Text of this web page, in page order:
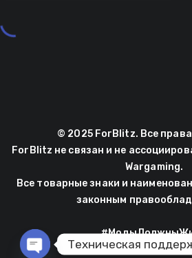
© 2025 ForBlitz. Все
ForBlitz не связан и не
Wargaming.
Все товарные знаки и
законным
Техническая